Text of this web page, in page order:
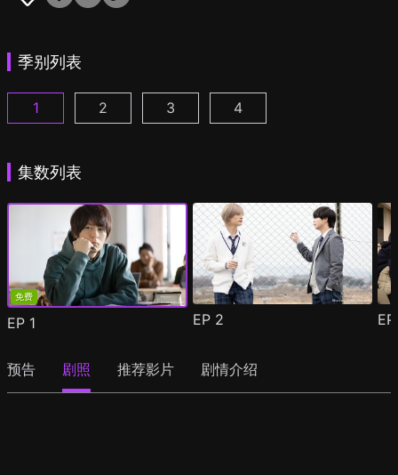
季别列表
绝对会变成BL的世界VS绝不想变成BL的男人 第1集
1 绝对会变成BL的世界VS绝不想变成BL的男人
2 绝对会被攻略的世界VS绝对不想
3 绝对会被攻略的世界VS
4
集数列表
免费
EP 1 EP 2
预告 剧照 推荐影片 剧情介绍